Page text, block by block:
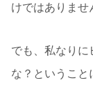
けではありませ
でも、私なりに
な？ということ